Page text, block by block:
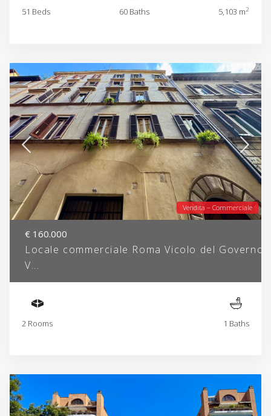
51 Beds 60 Baths 5,103 m2
Vendita – Commerciale
€ 160.000
Locale commerciale Roma Vicolo del Governo
V...
2 Rooms 1 Baths